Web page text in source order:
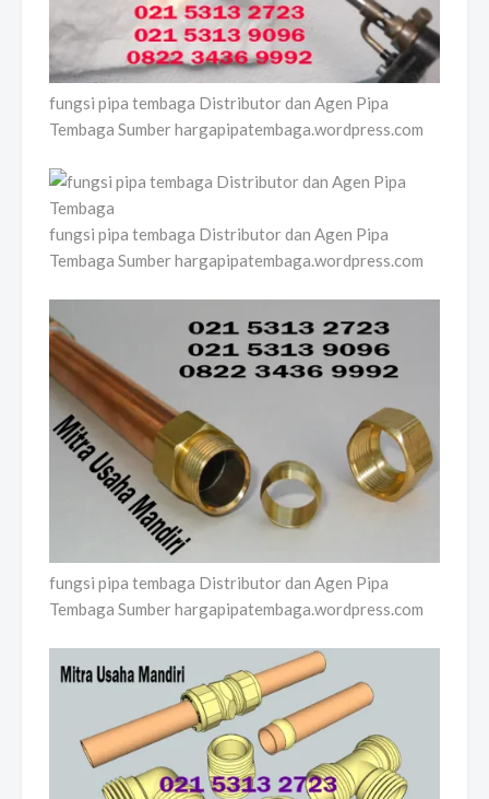
fungsi pipa tembaga Distributor dan Agen Pipa
Tembaga Sumber hargapipatembaga.wordpress.com
fungsi pipa tembaga Distributor dan Agen Pipa
Tembaga Sumber hargapipatembaga.wordpress.com
fungsi pipa tembaga Distributor dan Agen Pipa
Tembaga Sumber hargapipatembaga.wordpress.com